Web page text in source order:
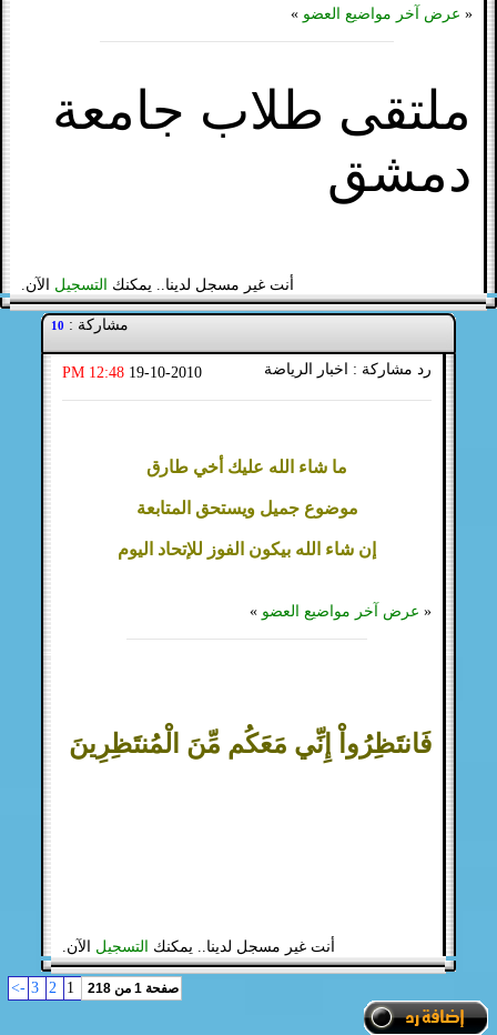
« عرض آخر مواضيع العضو »
ملتقى طلاب جامعة
دمشق
أنت غير مسجل لدينا.. يمكنك التسجيل الآن.
مشاركة : 10
رد مشاركة : اخبار الرياضة 19-10-2010
12:48 PM
ما شاء الله عليك أخي طارق
موضوع جميل ويستحق المتابعة
إن شاء الله بيكون الفوز للإتحاد اليوم
« عرض آخر مواضيع العضو »
فَانتَظِرُواْ إِنِّي مَعَكُم مِّنَ الْمُنتَظِرِينَ
أنت غير مسجل لدينا.. يمكنك التسجيل الآن.
صفحة 1 من 218 ->